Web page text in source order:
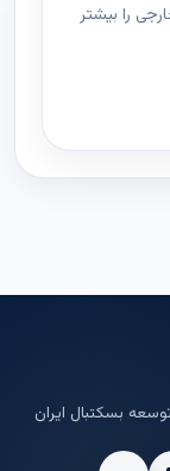
را بیشتر
بسکتبال ایران